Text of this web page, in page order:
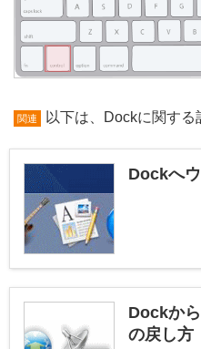
関連 以下は、Dockに関する
Dockへ
Dockか
の戻し方